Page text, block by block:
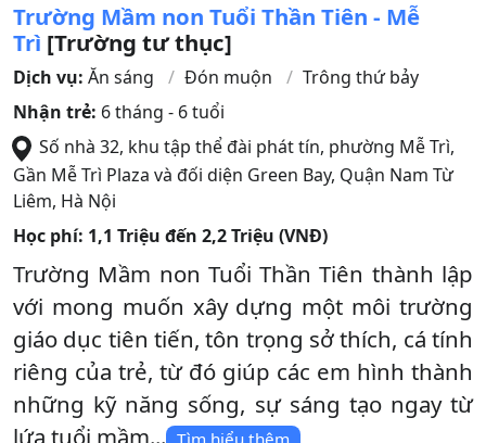
Trường Mầm non Tuổi Thần Tiên - Mễ
Trì [Trường tư thục]
Dịch vụ: Ăn sáng Đón muộn
Trông thứ bảy
Nhận trẻ: 6 tháng - 6 tuổi
Số nhà 32, khu tập thể đài phát tín, phường Mễ Trì,
Gần Mễ Trì Plaza và đối diện Green Bay, Quận Nam Từ
Liêm, Hà Nội
Học phí: 1,1 Triệu đến 2,2 Triệu (VNĐ)
Trường Mầm non Tuổi Thần Tiên thành lập
với mong muốn xây dựng một môi trường
giáo dục tiên tiến, tôn trọng sở thích, cá tính
riêng của trẻ, từ đó giúp các em hình thành
những kỹ năng sống, sự sáng tạo ngay từ
lứa tuổi mầm... Tìm hiểu thêm